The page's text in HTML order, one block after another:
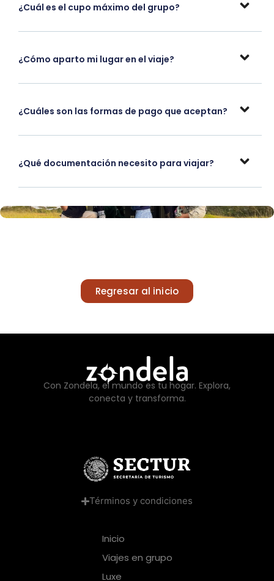
¿Cuál es el cupo máximo del grupo?
¿Cómo aparto mi lugar en el viaje?
¿Cuáles son las formas de pago que aceptan?
¿Qué documentación necesito para viajar?
Regresar al inicio
Con Zondela, el mundo es tu hogar. Explora,
conecta y transforma.
Términos y condiciones
Inicio
Viajes en grupo
Luxe